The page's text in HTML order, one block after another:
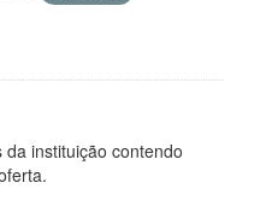
instituição contendo